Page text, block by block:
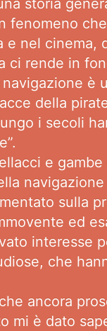
storia
nel
rende in
della
i secoli
e
sulla
ed
interesse
che
ancora
è dato